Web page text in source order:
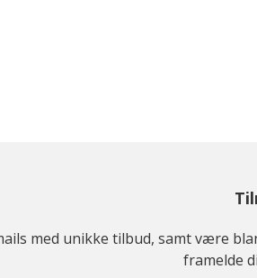
med unikke tilbud, samt være
framelde